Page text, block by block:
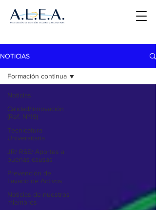
NOTICIAS
Noticias
Calidad/Innovación
(Ref. Nº19)
Tecnicatura
Universitaria
JR/ RSE/ Aportes a
buenas causas
Prevención de
Lavado de Activos
Noticias de nuestros
miembros
Formación continua